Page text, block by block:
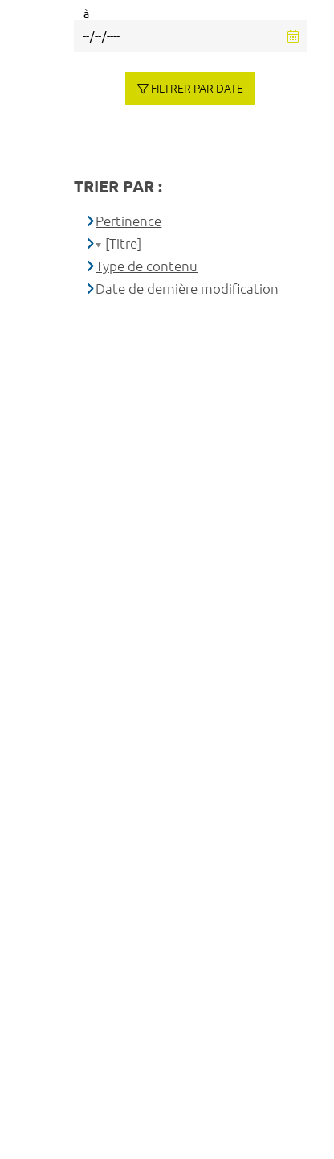
à
FILTRER PAR DATE
TRIER PAR :
Pertinence
[Titre]
Type de contenu
Date de dernière modification